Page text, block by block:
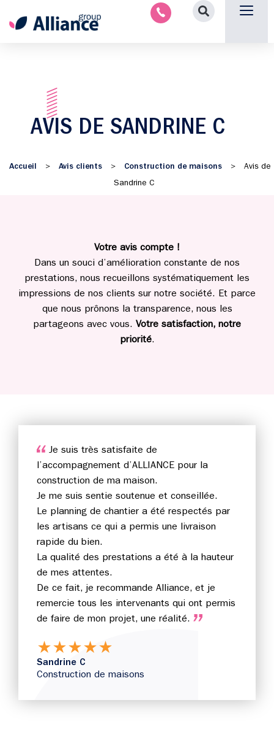
AVIS DE SANDRINE C
Accueil > Avis clients > Construction de maisons > Avis de
Sandrine C
Votre avis compte !
Dans un souci d’amélioration constante de nos
prestations, nous recueillons systématiquement les
impressions de nos clients sur notre société. Et parce
que nous prônons la transparence, nous les
partageons avec vous. Votre satisfaction, notre
priorité.
Je suis très satisfaite de
l’accompagnement d’ALLIANCE pour la
construction de ma maison.
Je me suis sentie soutenue et conseillée.
Le planning de chantier a été respectés par
les artisans ce qui a permis une livraison
rapide du bien.
La qualité des prestations a été à la hauteur
de mes attentes.
De ce fait, je recommande Alliance, et je
remercie tous les intervenants qui ont permis
de faire de mon projet, une réalité.
★★★★★
Sandrine C
Construction de maisons